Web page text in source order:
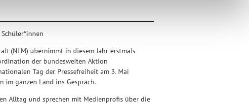
(NLM) übernimmt in diesem Jahr erstmals
der bundesweiten Aktion
Tag der Pressefreiheit am 3. Mai
im ganzen Land ins Gespräch.
Alltag und sprechen mit Medienprofis über die